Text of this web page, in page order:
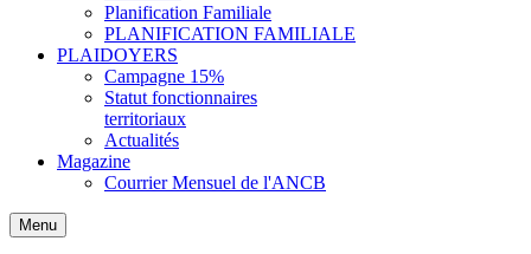
Planification Familiale
PLANIFICATION FAMILIALE
PLAIDOYERS
Campagne 15%
Statut fonctionnaires
territoriaux
Actualités
Magazine
Courrier Mensuel de l'ANCB
Menu